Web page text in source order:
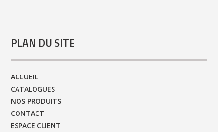
PLAN DU SITE
ACCUEIL
CATALOGUES
NOS PRODUITS
CONTACT
ESPACE CLIENT